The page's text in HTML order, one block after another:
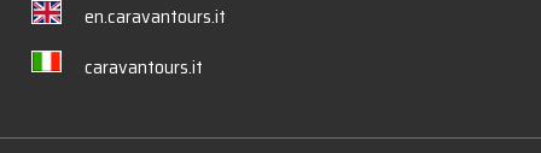
en.caravantours.it
caravantours.it